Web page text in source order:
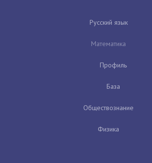
Русский язык
Математика
Профиль
База
Обществознание
Физика